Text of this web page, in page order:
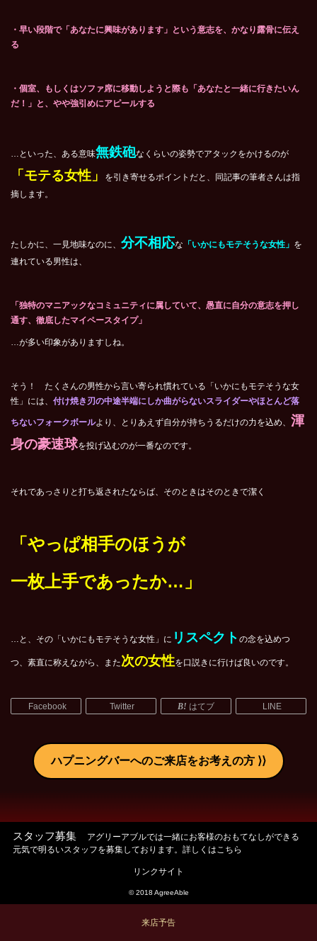
・早い段階で「あなたに興味があります」という意志を、かなり露骨に伝え
る
・個室、もしくはソファ席に移動しようと際も「あなたと一緒に行きたいん
だ！」と、やや強引めにアピールする
…といった、ある意味無鉄砲なくらいの姿勢でアタックをかけるのが
「モテる女性」
を引き寄せるポイントだと、同記事の筆者さんは指
摘します。
たしかに、一見地味なのに、 分不相応な 「いかにもモテそうな女性」 を
連れている男性は、
「独特のマニアックなコミュニティに属していて、愚直に自分の意志を押し
通す、徹底したマイペースタイプ」
…が多い印象がありますしね。
そう！ たくさんの男性から言い寄られ慣れている「いかにもモテそうな女
性」には、 付け焼き刃の中途半端にしか曲がらないスライダーやほとんど落
ちないフォークボールより、とりあえず自分が持ちうるだけの力を込め、 渾
身の豪速球を投げ込むのが一番なのです。
それであっさりと打ち返されたならば、そのときはそのときで潔く
「やっぱ相手のほうが
一枚上手であったか…」
…と、その「いかにもモテそうな女性」に リスペクト の念を込めつ
つ、素直に称えながら、また次の女性を口説きに行けば良いのです。
Facebook Twitter はてブ LINE
ハプニングバーへのご来店をお考えの方
スタッフ募集
アグリーアブルでは一緒にお客様のおもてなしができる
元気で明るいスタッフを募集しております。詳しくはこちら
リンクサイト
© 2018 AgreeAble
来店予告